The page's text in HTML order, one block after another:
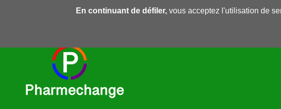
Pharmechange Forums Dossiers Presse Librairie
En continuant de défiler,vous acceptez l'utilisation de